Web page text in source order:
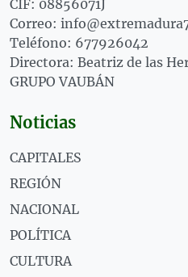
CIF: 08856071J
Correo:
Teléfono: 677926042
Directora: Beatriz de las
GRUPO VAUBÁN
Noticias
CAPITALES
REGIÓN
NACIONAL
POLÍTICA
CULTURA